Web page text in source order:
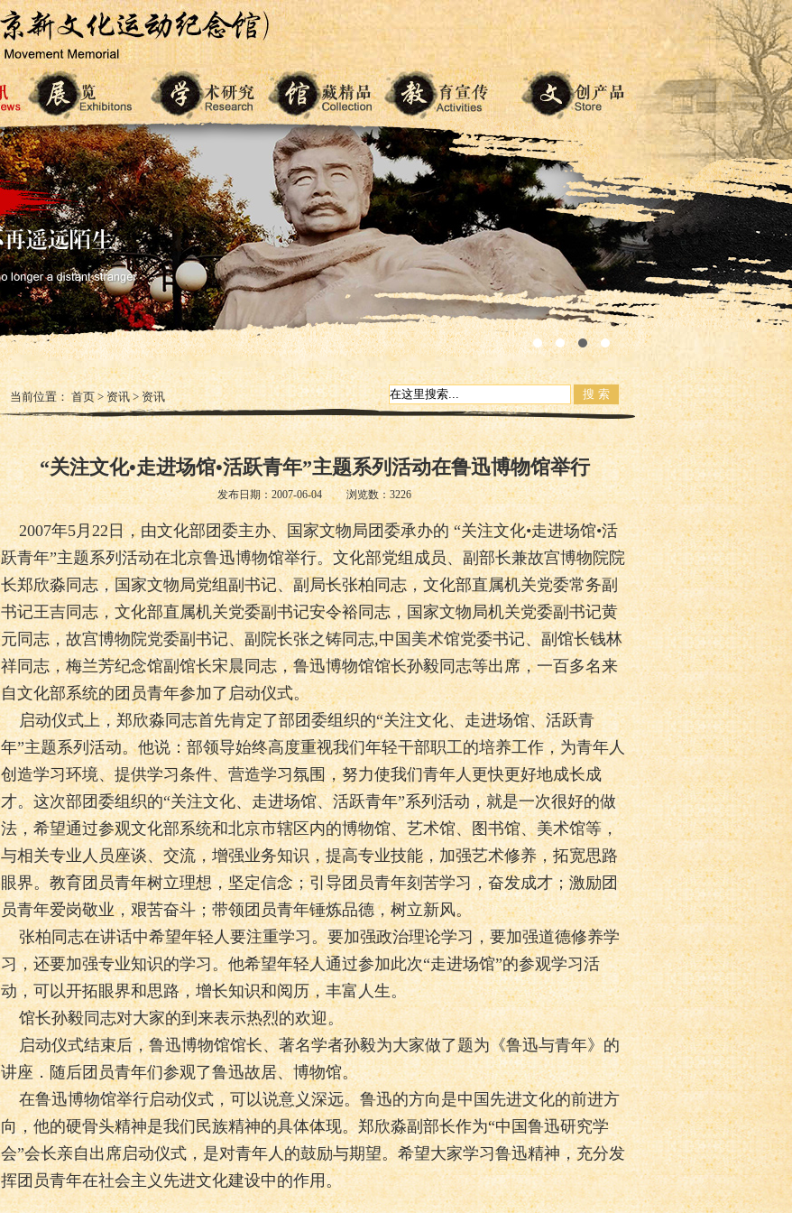
当前位置：首页>资讯>资讯
“关注文化•走进场馆•活跃青年”主题系列活动在鲁迅博物馆举行
发布日期：2007-06-04 浏览数：3226
2007年5月22日，由文化部团委主办、国家文物局团委承办的 “关注文化•走进场馆•活
跃青年”主题系列活动在北京鲁迅博物馆举行。文化部党组成员、副部长兼故宫博物院院
长郑欣淼同志，国家文物局党组副书记、副局长张柏同志，文化部直属机关党委常务副
书记王吉同志，文化部直属机关党委副书记安令裕同志，国家文物局机关党委副书记黄
元同志，故宫博物院党委副书记、副院长张之铸同志,中国美术馆党委书记、副馆长钱林
祥同志，梅兰芳纪念馆副馆长宋晨同志，鲁迅博物馆馆长孙毅同志等出席，一百多名来
自文化部系统的团员青年参加了启动仪式。
启动仪式上，郑欣淼同志首先肯定了部团委组织的“关注文化、走进场馆、活跃青
年”主题系列活动。他说：部领导始终高度重视我们年轻干部职工的培养工作，为青年人
创造学习环境、提供学习条件、营造学习氛围，努力使我们青年人更快更好地成长成
才。这次部团委组织的“关注文化、走进场馆、活跃青年”系列活动，就是一次很好的做
法，希望通过参观文化部系统和北京市辖区内的博物馆、艺术馆、图书馆、美术馆等，
与相关专业人员座谈、交流，增强业务知识，提高专业技能，加强艺术修养，拓宽思路
眼界。教育团员青年树立理想，坚定信念；引导团员青年刻苦学习，奋发成才；激励团
员青年爱岗敬业，艰苦奋斗；带领团员青年锤炼品德，树立新风。
张柏同志在讲话中希望年轻人要注重学习。要加强政治理论学习，要加强道德修养学
习，还要加强专业知识的学习。他希望年轻人通过参加此次“走进场馆”的参观学习活
动，可以开拓眼界和思路，增长知识和阅历，丰富人生。
馆长孙毅同志对大家的到来表示热烈的欢迎。
启动仪式结束后，鲁迅博物馆馆长、著名学者孙毅为大家做了题为《鲁迅与青年》的
讲座．随后团员青年们参观了鲁迅故居、博物馆。
在鲁迅博物馆举行启动仪式，可以说意义深远。鲁迅的方向是中国先进文化的前进方
向，他的硬骨头精神是我们民族精神的具体体现。郑欣淼副部长作为“中国鲁迅研究学
会”会长亲自出席启动仪式，是对青年人的鼓励与期望。希望大家学习鲁迅精神，充分发
挥团员青年在社会主义先进文化建设中的作用。